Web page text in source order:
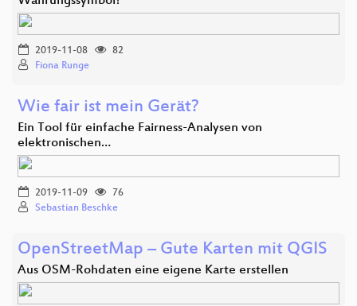
2019-11-08
82
Fiona Runge
Wie fair ist mein Gerät?
Ein Tool für einfache Fairness-Analysen von
elektronischen…
2019-11-09
76
Sebastian Beschke
OpenStreetMap – Gute Karten mit QGIS
Aus OSM-Rohdaten eine eigene Karte erstellen